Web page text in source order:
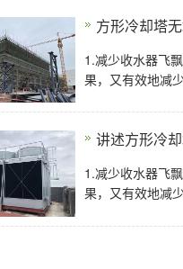
方形冷却塔
1.减少收水器飞
果，又有效地减
讲述方形冷
1.减少收水器飞
果，又有效地减